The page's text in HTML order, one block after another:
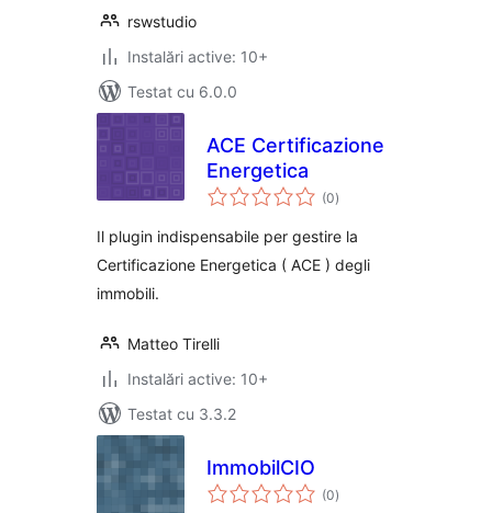
rswstudio
Instalări active: 10+
Testat cu 6.0.0
ACE Certificazione
Energetica
(0total
aprecieri
)
Il plugin indispensabile per gestire la
Certificazione Energetica ( ACE ) degli
immobili.
Matteo Tirelli
Instalări active: 10+
Testat cu 3.3.2
ImmobilCIO
(0total
aprecieri
)